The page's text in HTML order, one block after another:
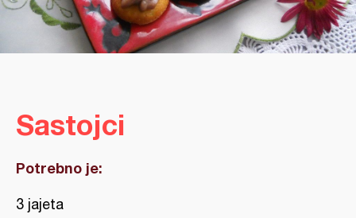
Sastojci
Potrebno je:
3 jajeta